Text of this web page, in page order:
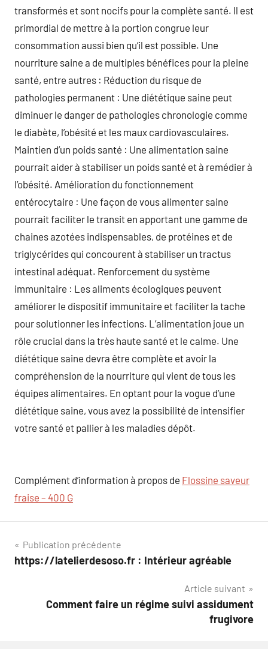
transformés et sont nocifs pour la complète santé. Il est
primordial de mettre à la portion congrue leur
consommation aussi bien qu’il est possible. Une
nourriture saine a de multiples bénéfices pour la pleine
santé, entre autres : Réduction du risque de
pathologies permanent : Une diététique saine peut
diminuer le danger de pathologies chronologie comme
le diabète, l’obésité et les maux cardiovasculaires.
Maintien d’un poids santé : Une alimentation saine
pourrait aider à stabiliser un poids santé et à remédier à
l’obésité. Amélioration du fonctionnement
entérocytaire : Une façon de vous alimenter saine
pourrait faciliter le transit en apportant une gamme de
chaines azotées indispensables, de protéines et de
triglycérides qui concourent à stabiliser un tractus
intestinal adéquat. Renforcement du système
immunitaire : Les aliments écologiques peuvent
améliorer le dispositif immunitaire et faciliter la tache
pour solutionner les infections. L’alimentation joue un
rôle crucial dans la très haute santé et le calme. Une
diététique saine devra être complète et avoir la
compréhension de la nourriture qui vient de tous les
équipes alimentaires. En optant pour la vogue d’une
diététique saine, vous avez la possibilité de intensifier
votre santé et pallier à les maladies dépôt.
Complément d’information à propos de Flossine saveur
fraise – 400 G
Navigation
de
Publication précédente
https://latelierdesoso.fr : Intérieur agréable
Article suivant
Comment faire un régime suivi assidument
frugivore